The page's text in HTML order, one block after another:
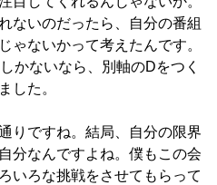
ないのだったら、自分の番組
ゃないかって考えたんです。
かないなら、別軸のDをつく
した。
りですね。結局、自分の限界
分なんですよね。僕もこの会
いろな挑戦をさせてもらって